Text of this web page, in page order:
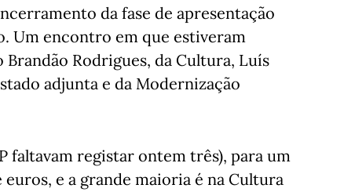
da fase de apresentação
Um encontro em que estiveram
Rodrigues, da Cultura, Luís
adjunta e da Modernização
faltavam registar ontem três), para um
e a grande maioria é na Cultura